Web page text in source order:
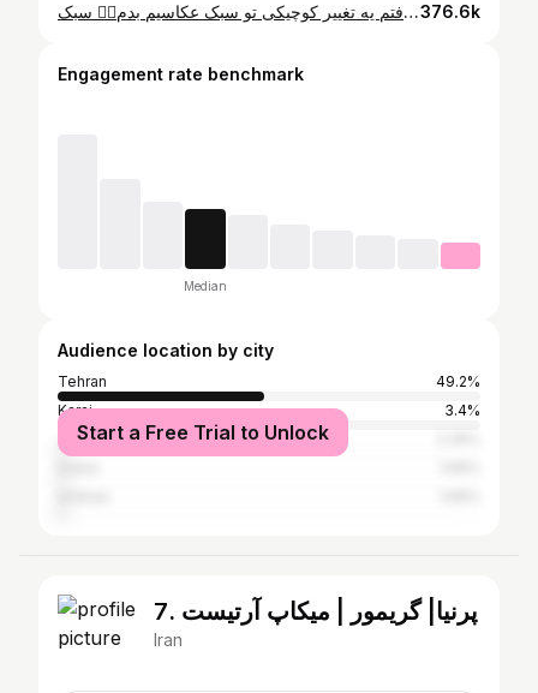
بالاخره بعد از کلی کلنجار با خودم تصمیم گرفتم یه تغییر کوچیکی تو سبک عکاسیم بدم👌🏼 سبک weddingو couple که شما هم این روزا خیلی طرفدارشید😍 این شد که برای مراسم سالگرد دوستام استارتشو زدم❤️این ویدئوشه چند روز دیگم عکساشو میزارم • • ایده های خیلی جدید و زیادی دارم تو این سبک که به زودی قراره بترکونیم ؟ ***************************** راستی کاپل مورد علاقه شما کیه؟376.6k
Engagement rate benchmark
Median
Audience location by city
Tehran
49.2%
Karaj
3.4%
دراکStart a Free Trial to Unlock
7. پرنیا| گریمور | میکاپ آرتیست
Iran